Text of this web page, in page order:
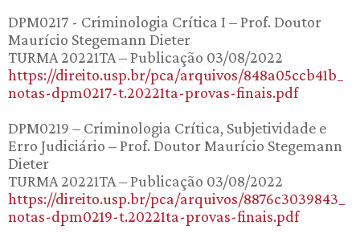
DPM0217 - Criminologia Crítica I – Prof. Doutor
Maurício Stegemann Dieter
TURMA 20221TA – Publicação 03/08/2022
https://direito.usp.br/pca/arquivos/848a05ccb41b_
notas-dpm0217-t.20221ta-provas-finais.pdf
DPM0219 – Criminologia Crítica, Subjetividade e
Erro Judiciário – Prof. Doutor Maurício Stegemann
Dieter
TURMA 20221TA – Publicação 03/08/2022
https://direito.usp.br/pca/arquivos/8876c3039843_
notas-dpm0219-t.20221ta-provas-finais.pdf